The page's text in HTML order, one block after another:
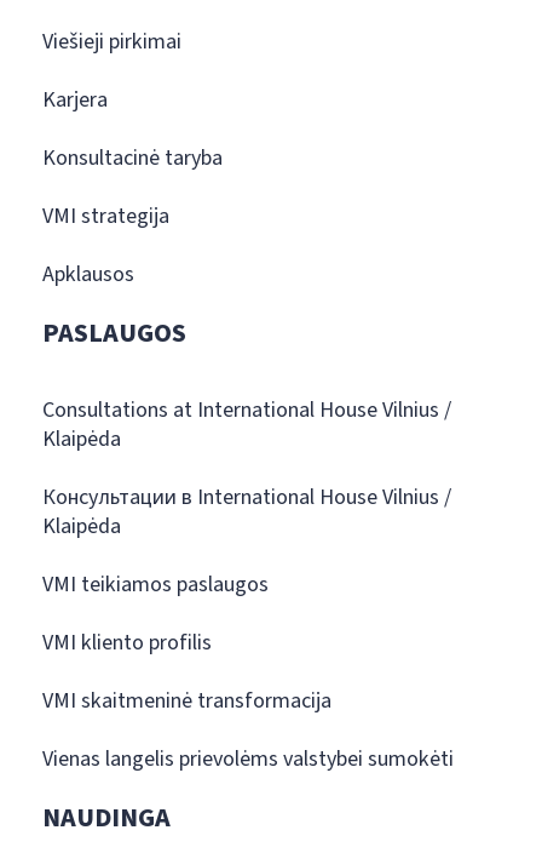
Viešieji pirkimai
Karjera
Konsultacinė taryba
VMI strategija
Apklausos
PASLAUGOS
Consultations at International House Vilnius /
Klaipėda
Консультации в International House Vilnius /
Klaipėda
VMI teikiamos paslaugos
VMI kliento profilis
VMI skaitmeninė transformacija
Vienas langelis prievolėms valstybei sumokėti
NAUDINGA